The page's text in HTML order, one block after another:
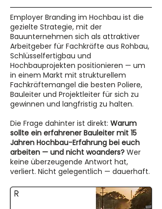
Employer Branding im Hochbau ist die
gezielte Strategie, mit der
Bauunternehmen sich als attraktiver
Arbeitgeber für Fachkräfte aus Rohbau,
Schlüsselfertigbau und
Hochbauprojekten positionieren — um
in einem Markt mit strukturellem
Fachkräftemangel die besten Poliere,
Bauleiter und Projektleiter für sich zu
gewinnen und langfristig zu halten.
Die Frage dahinter ist direkt: Warum
sollte ein erfahrener Bauleiter mit 15
Jahren Hochbau-Erfahrung bei euch
arbeiten — und nicht woanders? Wer
keine überzeugende Antwort hat,
verliert. Nicht gelegentlich — dauerhaft.